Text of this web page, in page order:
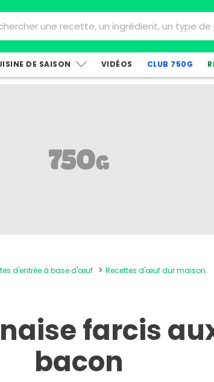
DE SAISON VIDÉOS CLUB 750G
d'entrée à base d'œuf
Recettes d'œuf dur maison
farcis
bacon